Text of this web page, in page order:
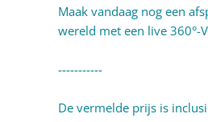
Maak vandaag nog een
wereld met een live 360°-
-----------
De vermelde prijs is